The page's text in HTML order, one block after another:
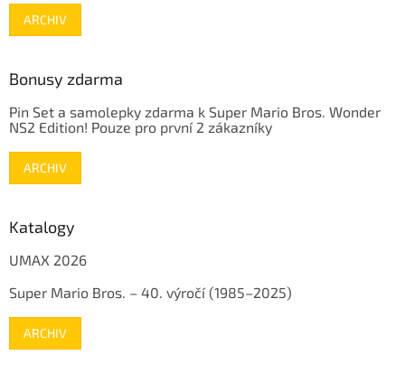
ARCHIV
Bonusy zdarma
Pin Set a samolepky zdarma k Super Mario Bros. Wonder
NS2 Edition! Pouze pro první 2 zákazníky
ARCHIV
Katalogy
UMAX 2026
Super Mario Bros. – 40. výročí (1985–2025)
ARCHIV